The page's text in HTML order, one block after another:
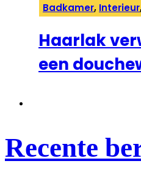
Badkamer, Interieur
Haarlak
een
Recente